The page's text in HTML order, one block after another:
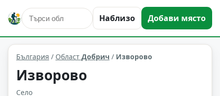
Наблизо Добави място
Изворово Област: Добрич
България / Област Добрич / Изворово
Изворово
Село